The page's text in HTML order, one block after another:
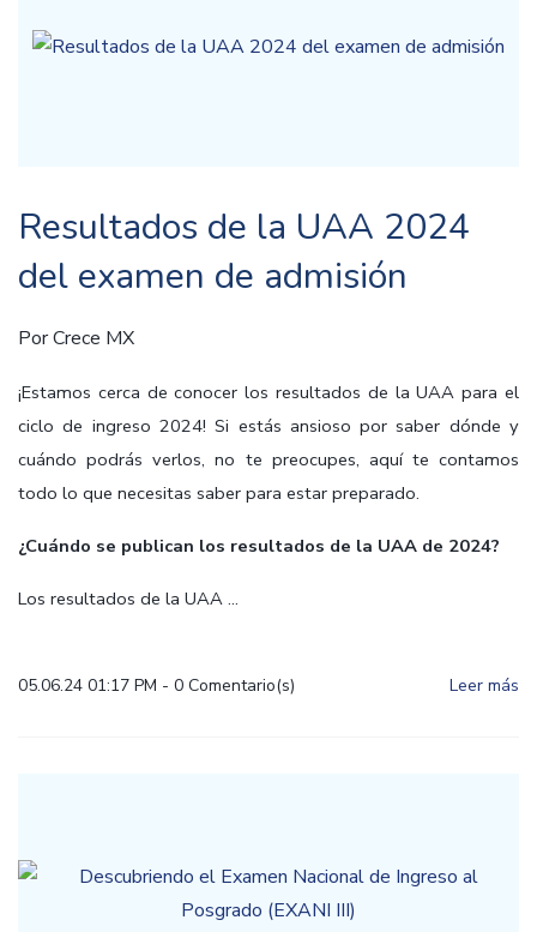
Resultados de la UAA 2024
del examen de admisión
PorCrece MX
¡Estamos cerca de conocer los resultados de la UAA para el
ciclo de ingreso 2024! Si estás ansioso por saber dónde y
cuándo podrás verlos, no te preocupes, aquí te contamos
todo lo que necesitas saber para estar preparado.
¿Cuándo se publican los resultados de la UAA de 2024?
Los resultados de la UAA ...
05.06.24 01:17 PM - 0 Comentario(s) Leer más